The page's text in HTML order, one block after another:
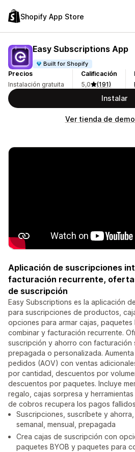
Shopify App Store
Easy Subscriptions App
Built for Shopify
Precios
Instalación gratuita
Calificación
5,0
(191)
Instalar
Ver tienda de
Aplicación de suscripciones
facturación recurrente,
de suscripción
Easy Subscriptions es la aplicación
para suscripciones de productos,
opciones para armar cajas, paquetes
combinar y facturación recurrente.
suscripción y ahorro con facturación
prepagada o personalizada.
pedidos (AOV) con ventas
por cantidad, descuentos por
descuentos por paquetes. Incluye
regalo, cajas sorpresa y
de cobros recupera los pagos
Suscripciones, suscríbete y
semanal, mensual, prepagada
Crea cajas de suscripción con
paquetes BYOB y paquetes para